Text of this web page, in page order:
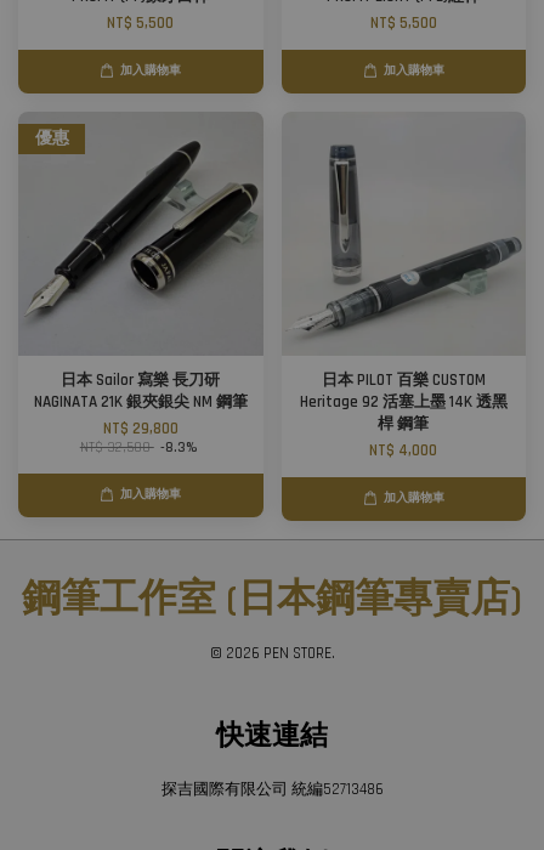
NT$ 5,500
加入購物車
NT$ 5,500
加入購物車
優惠
日本 Sailor 寫樂 長刀研
NAGINATA 21K 銀夾銀尖 NM 鋼筆
NT$ 29,800
NT$ 32,500 -8.3%
加入購物車
日本 PILOT 百樂 CUSTOM
Heritage 92 活塞上墨 14K 透黑
桿 鋼筆
NT$ 4,000
加入購物車
鋼筆工作室 (日本鋼筆專賣店)
© 2026 PEN STORE.
快速連結
探吉國際有限公司 統編52713486